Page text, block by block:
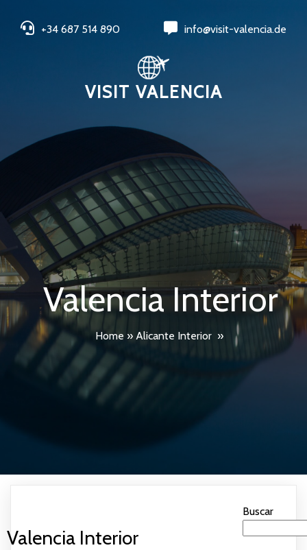
+34 687 514 890 info@visit-valencia.de
VISIT VALENCIA
Valencia Interior
Home » Alicante Interior »
Valencia Interior
Buscar